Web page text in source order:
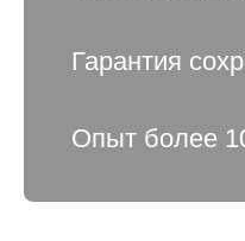
Гарантия
Опыт более